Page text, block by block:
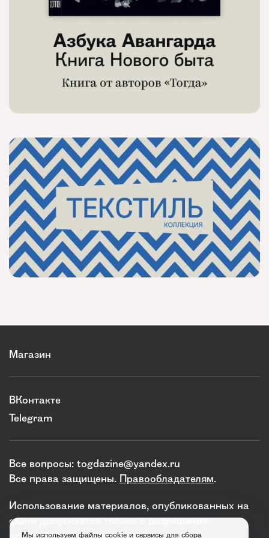
Магазин
ВКонтакте
Telegram
Все вопросы: togdazine@yandex.ru
Все права защищены. Правообладателям.
Использование материалов, опубликованных на
сайте допускается только с разрешения
Мы используем файлы cookie и сервисы для сбора